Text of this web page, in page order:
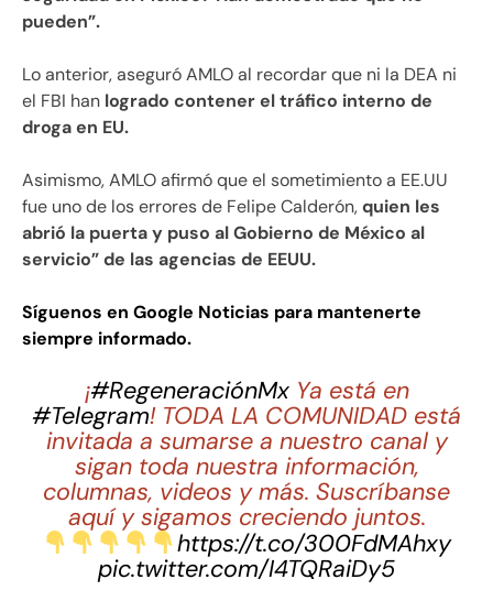
pueden”.
Lo anterior, aseguró AMLO al recordar que ni la DEA ni
el FBI han logrado contener el tráfico interno de
droga en EU.
Asimismo, AMLO afirmó que el sometimiento a EE.UU
fue uno de los errores de Felipe Calderón,quien les
abrió la puerta y puso al Gobierno de México al
servicio” de las agencias de EEUU.
Síguenos en Google Noticias para mantenerte
siempre informado.
¡#RegeneraciónMxYa está en
#Telegram! TODA LA COMUNIDAD está
invitada a sumarse a nuestro canal y
sigan toda nuestra información,
columnas, videos y más. Suscríbanse
aquí y sigamos creciendo juntos.
https://t.co/300FdMAhxy
pic.twitter.com/I4TQRaiDy5